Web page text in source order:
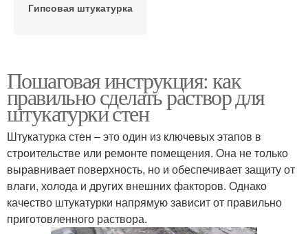
Гипсовая штукатурка
Пошаговая инструкция: как
правильно сделать раствор для
штукатурки стен
Штукатурка стен – это один из ключевых этапов в
строительстве или ремонте помещения. Она не только
выравнивает поверхность, но и обеспечивает защиту от
влаги, холода и других внешних факторов. Однако
качество штукатурки напрямую зависит от правильно
приготовленного раствора.